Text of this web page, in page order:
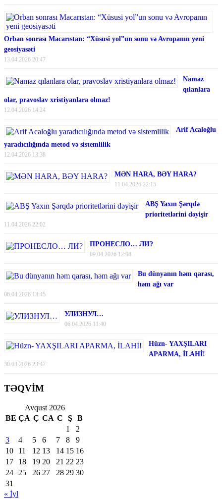
Orban sonrası Macarıstan: “Xüsusi yol”un sonu və Avropanın yeni
geosiyasəti
13.04.2026 20:47
Namaz
qılanlara
olar, pravoslav xristiyanlara olmaz!
12.04.2026 14:24
Arif Acaloğlu
yaradıcılığında metod və sistemlilik
12.04.2026 13:38
MƏN HARA, BƏY HARA?
11.04.2026 22:15
ABŞ Yaxın Şərqdə
prioritetlərini dəyişir
11.04.2026 22:02
ПРОНЕСЛО… ЛИ?
09.04.2026 12:08
Bu dünyanın həm qarası,
həm ağı var
06.04.2026 13:45
УЛИЗНУЛ…
06.04.2026 11:40
Hüzn- YAXŞILARI
APARMA, İLAHİ!
30.03.2026 23:47
TƏQVİM
Avqust 2026
BE ÇA Ç CA C Ş
B
1
2
3
4 5 6 7 8
9
10
11 12 13 14 15 16
17
18 19 20 21 22 23
24
25 26 27 28 29 30
31
« İyl